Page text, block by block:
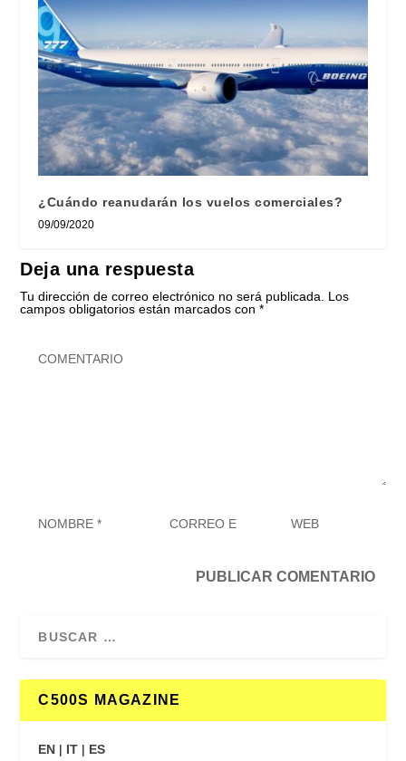
¿Cuándo reanudarán los vuelos comerciales?
09/09/2020
Deja una respuesta
Tu dirección de correo electrónico no será publicada.
Los
campos obligatorios están marcados con*
C500S MAGAZINE
EN | IT | ES